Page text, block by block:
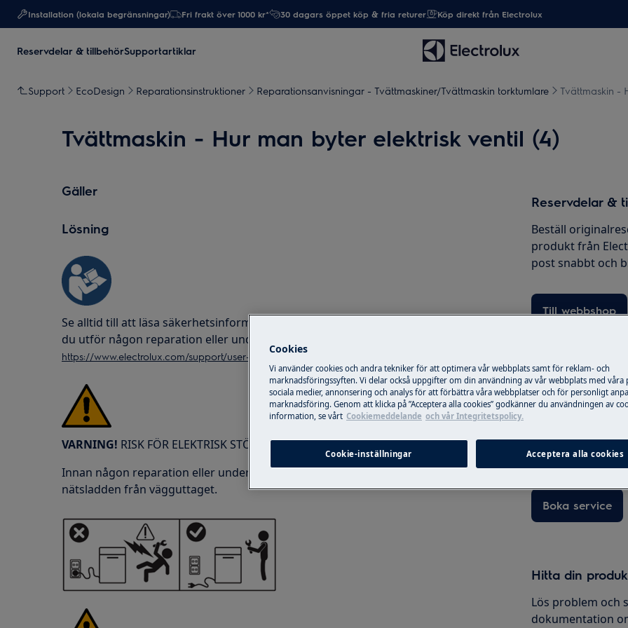
Installation (lokala begränsningar) Fri frakt över 1000 kr* 30 dagars öppet köp & fria returer Köp direkt från Electrolux
Reservdelar & tillbehörSupportartiklar
Support EcoDesign Reparationsinstruktioner Reparationsanvisningar - Tvättmaskiner/Tvättmaskin torktumlare Tvättmaskin -
Tvättmaskin - Hur man byter elektrisk ventil (4)
Gäller
Lösning
Se alltid till att läsa säkerhetsinformationen i produktens användarmanual innan
du utför någon reparation eller underhållsåtgärd.
https://www.electrolux.com/support/user-manuals/
VARNING! RISK FÖR ELEKTRISK STÖT
Innan någon reparation eller underhållsåtgärd, inaktivera apparaten och koppla ur
nätsladden från vägguttaget.
Reservdelar &
Beställ
produkt från
post snabbt och
Till webbshop
Boka service
Är din produkt i
gärna. Alla våra
använder oss
erbjuder vi
Boka service
Hitta din
Lös problem och
dokumentation
Cookies
Vi använder cookies och andra tekniker för att optimera vår webbplats samt för reklam- och
marknadsföringssyften. Vi delar också uppgifter om din användning av vår webbplats med våra
sociala medier, annonsering och analys för att förbättra våra webbplatser och för personligt
marknadsföring. Genom att klicka på ”Acceptera alla cookies” godkänner du användningen av
information, se vårt Cookiemeddelande och vår Integritetspolicy.
Cookie-inställningar Acceptera alla cookies